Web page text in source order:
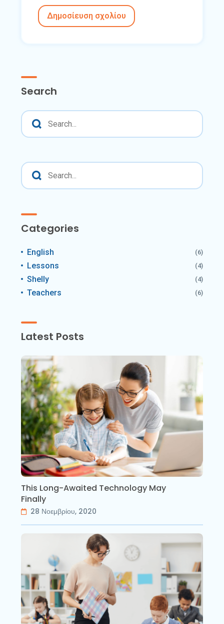
Δημοσίευση σχολίου
Search
Categories
English (6)
Lessons (4)
Shelly (4)
Teachers (6)
Latest Posts
This Long-Awaited Technology May
Finally
28 Νοεμβρίου, 2020